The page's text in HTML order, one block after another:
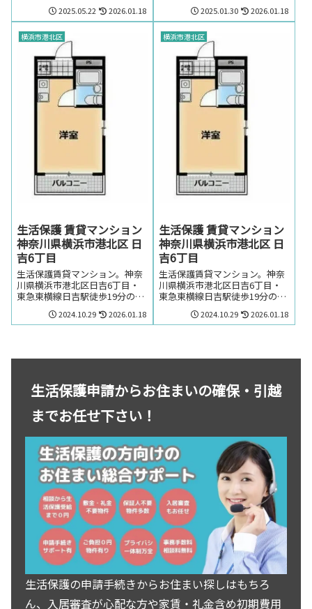
ート。神奈川県横浜市港北区下
田町1丁目・東急東横線日吉駅
周辺のお部屋を探しの方はお気
軽にお問い合わせください。
2025.05.22 2026.01.18
ート。神奈川県横浜市港北区下
田町2丁目・東急東横線日吉駅
周辺のお部屋を探しの方はお気
軽にお問い合わせください。
2025.01.30 2026.01.18
横浜市港北区
生活保護 賃貸マンション
神奈川県横浜市港北区 日
吉6丁目
生活保護賃貸マンション。神奈
川県横浜市港北区日吉6丁目・
東急東横線日吉駅徒歩19分の生
活保護の方でも賃貸可能なマン
ション。生活保護の方で神奈川
県横浜市港北区日吉6丁目・東
せください。
2024.10.29 2026.01.18
横浜市港北区
生活保護 賃貸マンション
神奈川県横浜市港北区 日
吉6丁目
生活保護賃貸マンション。神奈
川県横浜市港北区日吉6丁目・
東急東横線日吉駅徒歩19分の生
活保護の方でも賃貸可能なマン
ション。生活保護の方で神奈川
県横浜市港北区日吉6丁目・東
せください。
2024.10.29 2026.01.18
生活保護申請からお住まいの確保・引越
までお任せ下さい！
生活保護の申請手続きからお住まい探しはもちろ
ん、入居審査が心配な方や家賃・礼金含め初期費用